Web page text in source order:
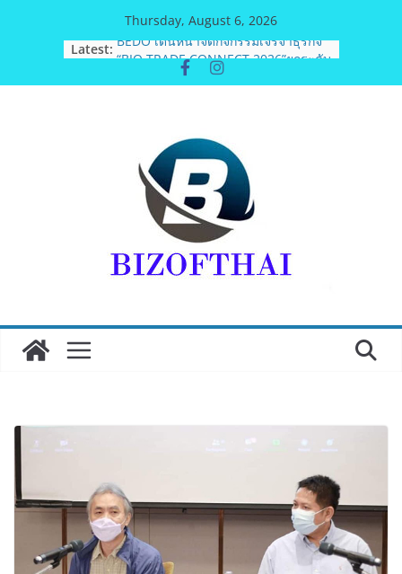
Thursday, August 6, 2026
Latest: BEDO เดินหน้าจัดกิจกรรมเจรจาธุรกิจ
“BIO TRADE CONNECT 2026”ยกระดับ
ผลิตภัณฑ์ท้องถิ่นสู่ตลาดเชิงพาณิชย์
ทธิฯ”รวมพลงาน “สิงห์สะพานปลา” คืน
ถิ่น 8 ส.ค.นี้
สตาร์ทวันนี้ Franchise Expo Thailand
& TESE 2026 วันที่ 6-9 ส.ค.69 ฮอลล์ 6-
8 เมืองทองธานีพบทัพธุรกิจ&แฟรนไชส์
ซัพพลายเออร์สินค้า เติมรายได้ช่วย
เศรษฐกิจไทย ลดใหญ่กว่า 250 บูธ คาด
เงินสะพัด 220 ลบ.
ฟุตซอลไทย เสมอ เวียดนาม 3-3 ลุ้นคว้า